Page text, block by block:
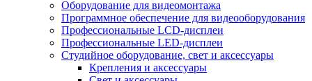
Оборудование для видеомонтажа
Программное обеспечение для видеооборудования
Профессиональные LCD-дисплеи
Профессиональные LED-дисплеи
Студийное оборудование, свет и аксессуары
Крепления и аксессуары